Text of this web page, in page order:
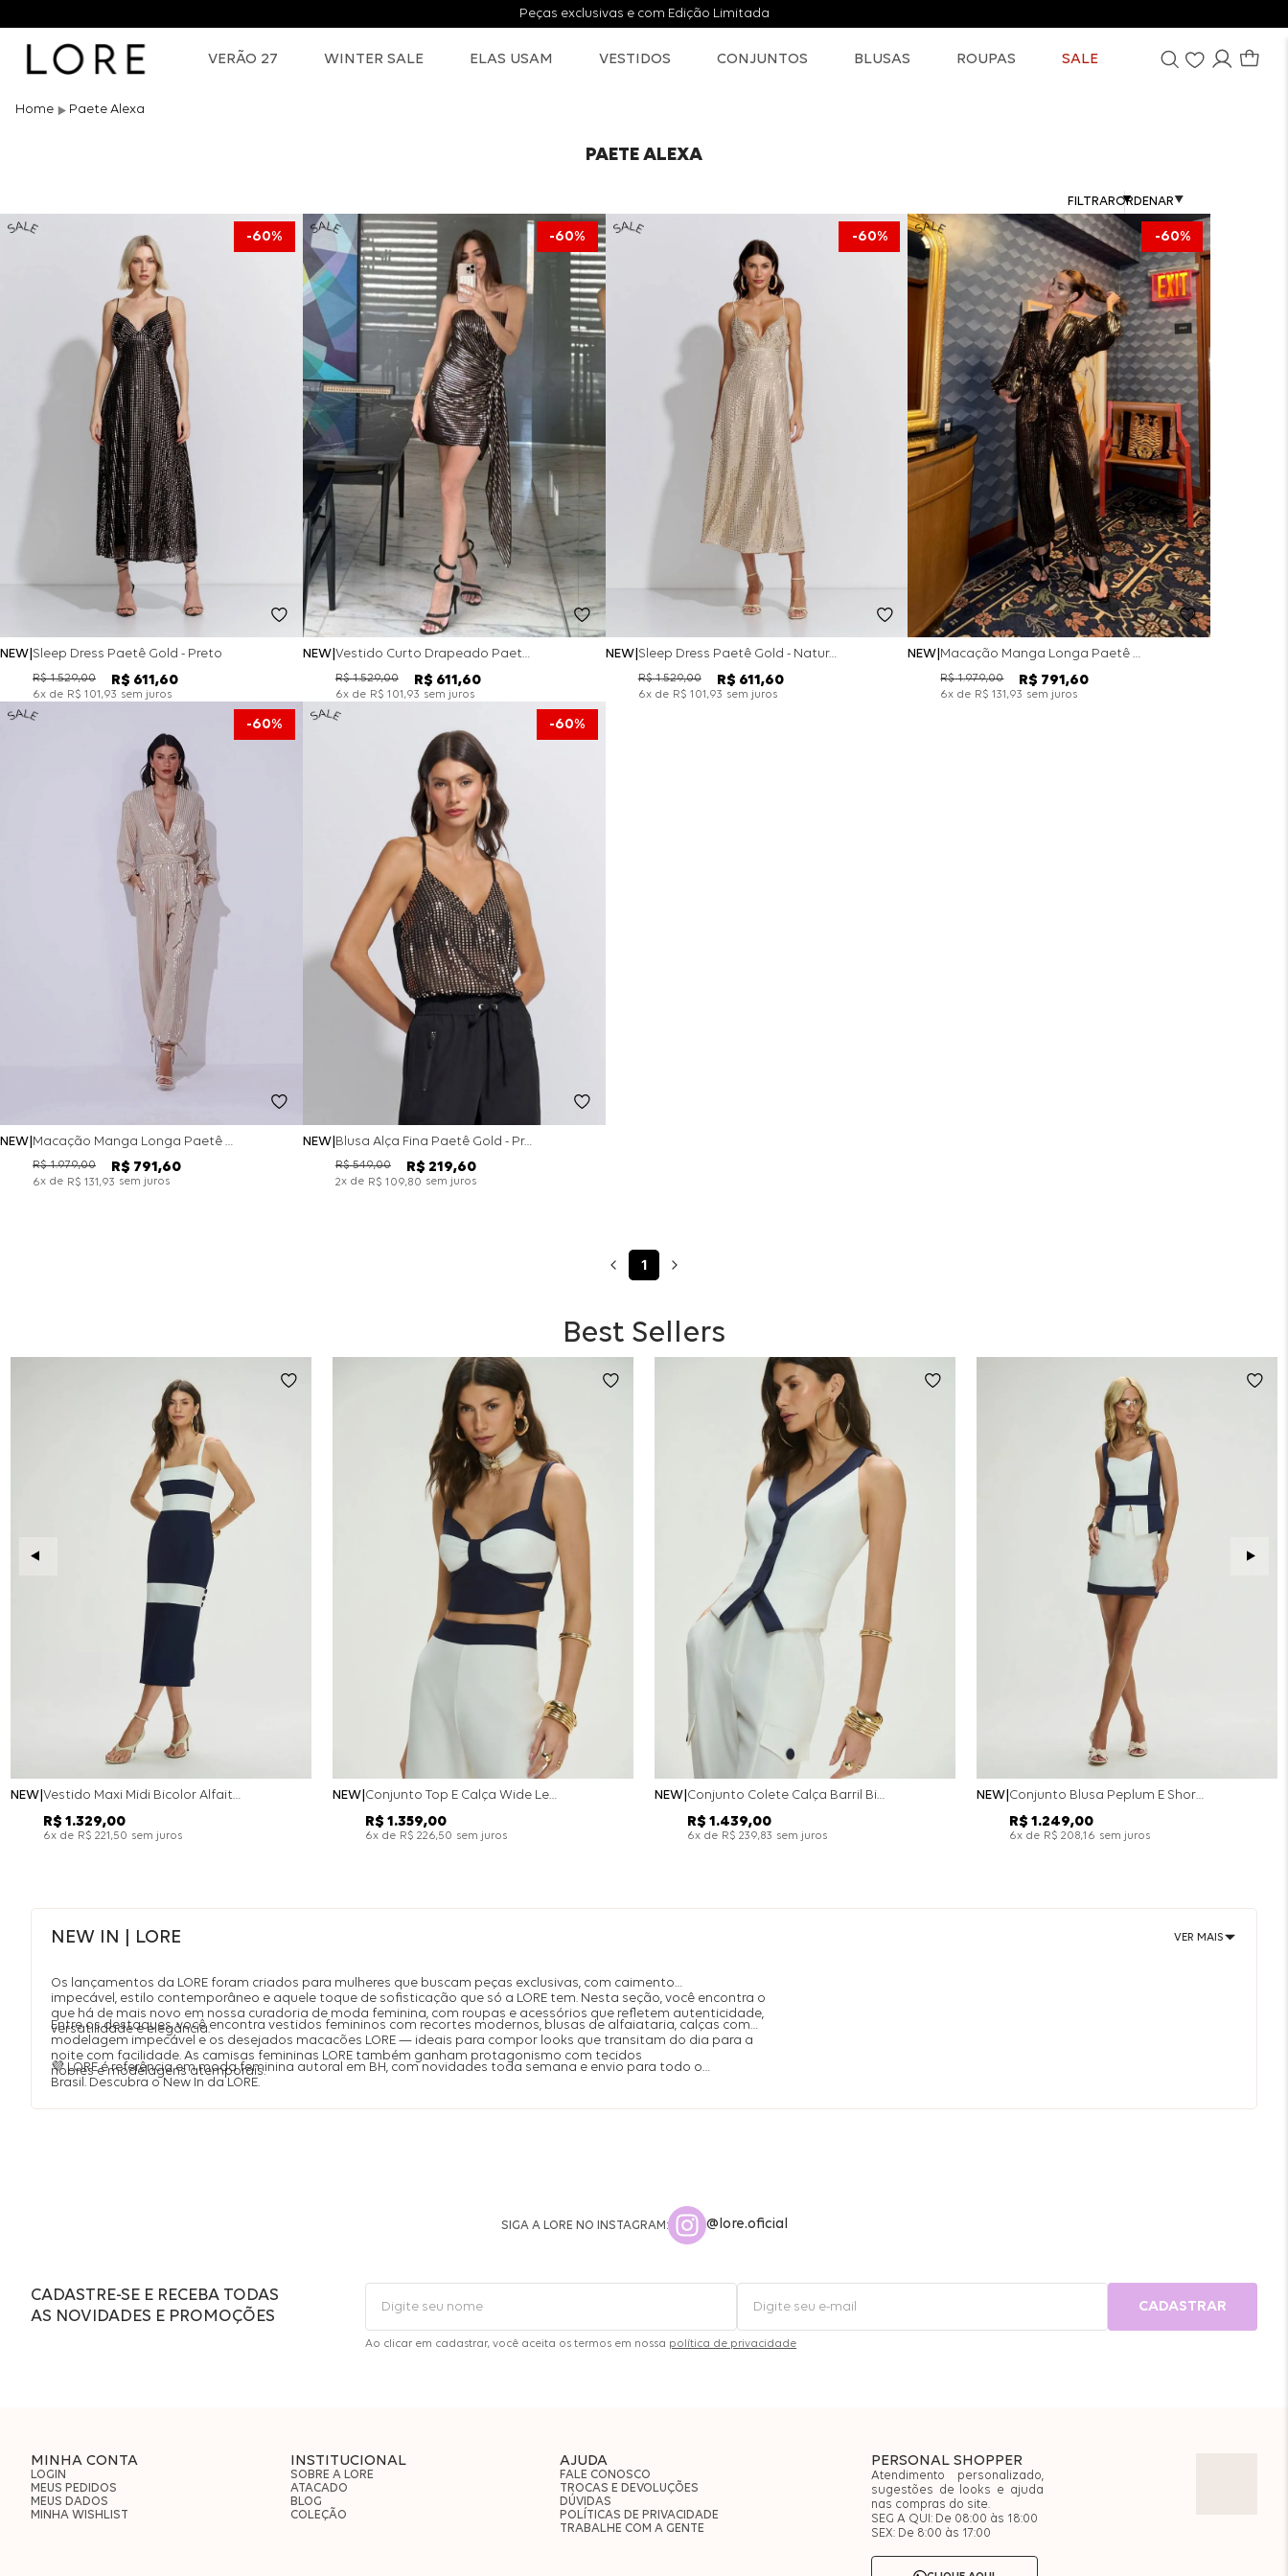
Peças exclusivas e com Edição Limitada
VERÃO 27 WINTER SALE ELAS USAM VESTIDOS CONJUNTOS BLUSAS ROUPAS SALE
Paete Alexa
PAETE ALEXA
FILTRAR
60%
NEW Sleep Dress Paetê Gold - Preto
R$ 1.529,00 R$ 611 ,60
6x de R$ 101 ,93 sem juros
60%
NEW Vestido Curto Drapeado Paetê Gold - Preto
R$ 1.529,00 R$ 611 ,60
6x de R$ 101 ,93 sem juros
60%
NEW Sleep Dress Paetê Gold - Natural
R$ 1.529,00 R$ 611 ,60
6x de R$ 101 ,93 sem juros
60%
NEW Macação Manga Longa Paetê Gold - Preto
R$ 1.979,00 R$ 791,60
6x de R$ 131,93 sem juros
60%
NEW Macação Manga Longa Paetê Gold - Natural
R$ 1.979,00 R$ 791,60
6x de R$ 131 ,93 sem juros
60%
NEW Blusa Alça Fina Paetê Gold - Preto
R$ 549,00 R$ 219,60
2x de R$ 109,80 sem juros
1
Best Sellers
NEW Vestido Maxi Midi Bicolor Alfaitaria Navy - Marinho
R$ 1 .329,00
6x de R$ 221 ,50 sem juros
NEW Conjunto Top E Calça Wide Leg Bicolor Alfaitaria - Off White
R$ 1 .359,00
6x de R$ 226,50 sem juros
NEW Conjunto Colete Calça Barril Bicolor Alfaiataria - Off White
R$ 1 .439,00
6x de R$ 239,83 sem juros
NEW Conjunto Blusa Peplum E Short Saia Bicolor - Off White
R$ 1 .249,00
6x de R$ 208,16 sem juros
NEW IN | LORE VER MAIS
Os lançamentos da LORE foram criados para mulheres que buscam peças exclusivas, com caimento
impecável, estilo contemporâneo e aquele toque de sofisticação que só a LORE tem. Nesta seção, você encontra o
que há de mais novo em nossa curadoria de moda feminina, com roupas e acessórios que refletem autenticidade,
versatilidade e elegância.
Entre os destaques, você encontra vestidos femininos com recortes modernos, blusas de alfaiataria, calças com
modelagem impecável e os desejados macacões LORE — ideais para compor looks que transitam do dia para a
noite com facilidade. As camisas femininas LORE também ganham protagonismo com tecidos
nobres e modelagens atemporais.
💜 LORE é referência em moda feminina autoral em BH, com novidades toda semana e envio para todo o
Brasil. Descubra o New In da LORE.
SIGA A LORE NO INSTAGRAM: @lore.oficial
CADASTRE-SE E RECEBA TODAS
AS NOVIDADES E PROMOÇÕES
CADASTRAR
Ao clicar em cadastrar, você aceita os termos em nossa política de privacidade
MINHA CONTA
LOGIN
MEUS PEDIDOS
MEUS DADOS
MINHA WISHLIST
INSTITUCIONAL
SOBRE A LORE
ATACADO
BLOG
COLEÇÃO
AJUDA
FALE CONOSCO
TROCAS E DEVOLUÇÕES
DÚVIDAS
POLÍTICAS DE PRIVACIDADE
TRABALHE COM A GENTE
PERSONAL SHOPPER
Atendimento personalizado,
sugestões de looks e ajuda
nas compras do site.
SEG A QUI: De 08:00 às 18:00
SEX: De 8:00 às 17:00